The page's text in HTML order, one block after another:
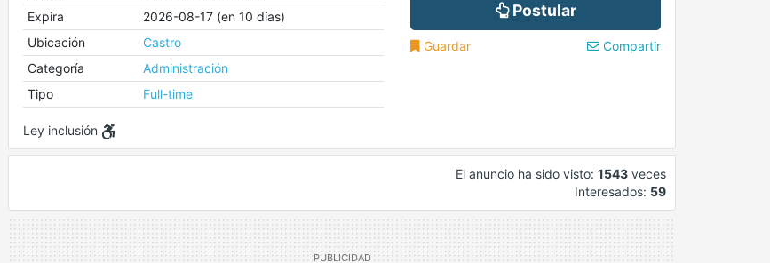
Expira
2026-08-17 (en 10 días)
Ubicación
Castro
Categoría
Administración
Tipo
Full-time
Ley inclusión
Postular
Guardar Compartir
El anuncio ha sido visto: 1543 veces
Interesados: 59